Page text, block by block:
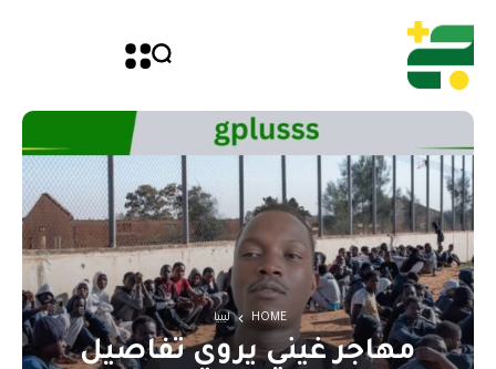
HOME ليبيا
مهاجر غيني يروي تفاصيل